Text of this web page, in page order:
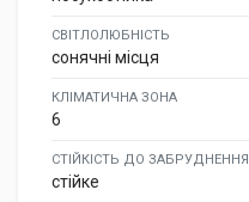
СВІТЛОЛЮБНІСТЬ
сонячні місця
КЛІМАТИЧНА ЗОНА
6
СТІЙКІСТЬ ДО ЗАБРУДНЕННЯ
стійке